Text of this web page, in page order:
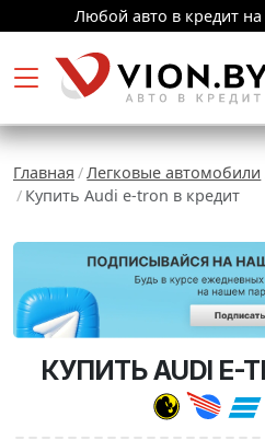
Любой авто в кредит
Главная Легковые автомобили
Купить Audi e-tron в кредит
КУПИТЬ AUDI E-